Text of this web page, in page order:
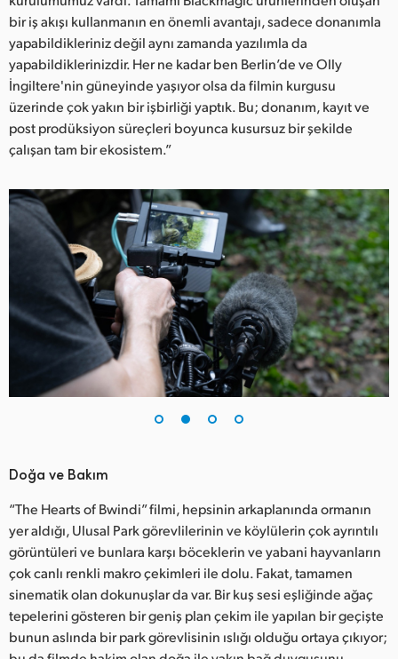
Turkey
UAE
Ukraine
United Kingdom
bir iş akışı kullanmanın en önemli avantajı, sadece donanımla
yapabildikleriniz değil aynı zamanda yazılımla da
yapabildiklerinizdir. Her ne kadar ben Berlin’de ve Olly
İngiltere'nin güneyinde yaşıyor olsa da filmin kurgusu
üzerinde çok yakın bir işbirliği yaptık. Bu; donanım, kayıt ve
post prodüksiyon süreçleri boyunca kusursuz bir şekilde
çalışan tam bir ekosistem.”
Doğa ve Bakım
“The Hearts of Bwindi” filmi, hepsinin arkaplanında ormanın
yer aldığı, Ulusal Park görevlilerinin ve köylülerin çok ayrıntılı
görüntüleri ve bunlara karşı böceklerin ve yabani hayvanların
çok canlı renkli makro çekimleri ile dolu. Fakat, tamamen
sinematik olan dokunuşlar da var. Bir kuş sesi eşliğinde ağaç
tepelerini gösteren bir geniş plan çekim ile yapılan bir geçişte
bunun aslında bir park görevlisinin ıslığı olduğu ortaya çıkıyor;